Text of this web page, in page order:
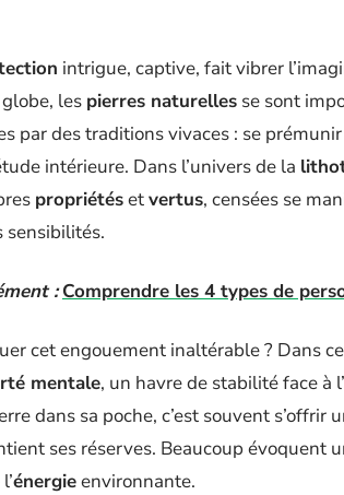
intrigue, captive, fait vibrer
les pierres naturelles se sont
par des traditions vivaces : se
intérieure. Dans l’univers de la
propriétésetvertus, censées se
sensibilités.
: Comprendre les 4 types de
cet engouement inaltérable ? Dans
mentale, un havre de stabilité face à
dans sa poche, c’est souvent
ses réserves. Beaucoup
énergieenvironnante.